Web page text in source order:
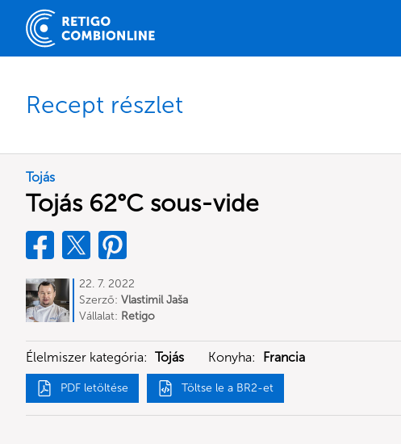
Recept részlet
Tojás
Tojás 62°C sous-vide
22. 7. 2022
Szerző: Vlastimil Jaša
Vállalat: Retigo
Élelmiszer kategória: Tojás Konyha: Francia
PDF letöltése Töltse le a BR2-et